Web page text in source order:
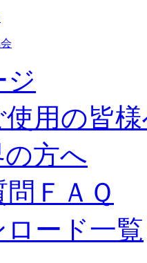
ジ
用の皆
方へ
ＦＡＱ
ード一覧